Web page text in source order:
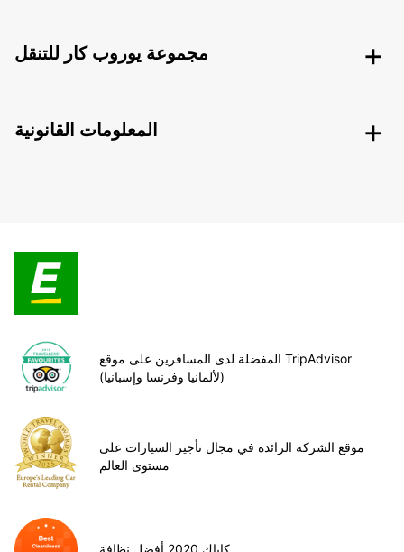
مجموعة يوروب كار للتنقل
المعلومات القانونية
المفضلة لدى المسافرين على موقع TripAdvisor
(لألمانيا وفرنسا وإسبانيا)
موقع الشركة الرائدة في مجال تأجير السيارات على
مستوى العالم
كاياك 2020 أفضل نظافة